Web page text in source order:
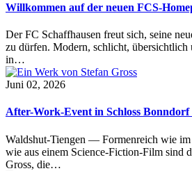
Willkommen auf der neuen FCS-
Der FC Schaffhausen freut sich, seine
zu dürfen. Modern, schlicht, übersichtlich
in…
Juni 02, 2026
After-Work-Event in Schloss
Waldshut-Tiengen — Formenreich wie
wie aus einem Science-Fiction-Film sind
Gross, die…